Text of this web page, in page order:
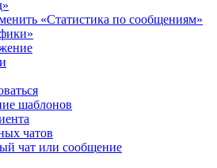
«Статистика по сообщениям»
шаблонов
чатов
чат или сообщение